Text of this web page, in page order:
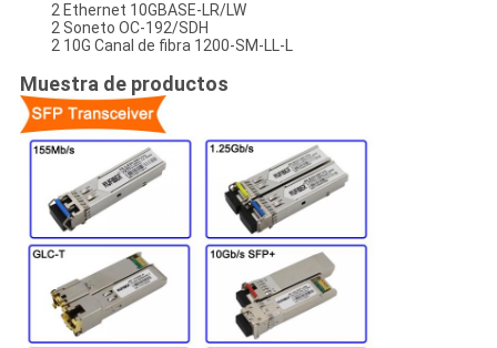
2 Ethernet 10GBASE-LR/LW
2 Soneto OC-192/SDH
2 10G Canal de fibra 1200-SM-LL-L
Muestra de productos